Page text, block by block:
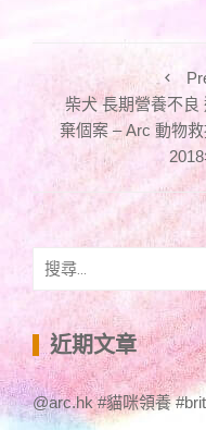
柴犬 長期營養不良
棄個案 – Arc 動物
搜
鍵
字:
近期文章
@arc.hk #貓咪領養